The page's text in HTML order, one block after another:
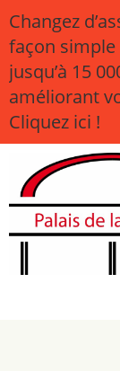
Changez
façon simple
jusqu’à 15
améliorant
Cliquez ici !